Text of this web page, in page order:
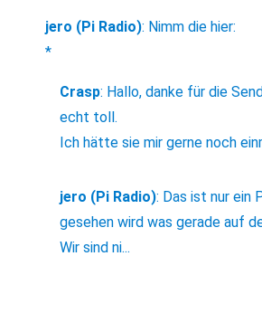
jero (Pi Radio): Nimm die hier:
*
Crasp: Hallo, danke für die
echt toll.
Ich hätte sie mir gerne noch
jero (Pi Radio): Das ist nur ein
gesehen wird was gerade auf
Wir sind ni...